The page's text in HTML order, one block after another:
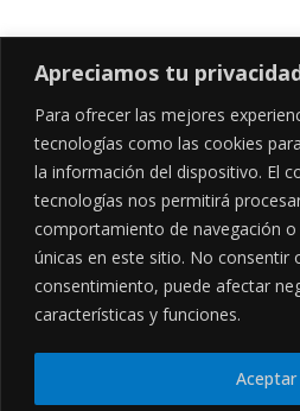
Apreciamos tu
Para ofrecer las mejores
tecnologías como las cookies
la información del dispositivo. El
tecnologías nos permitirá
comportamiento de navegación
únicas en este sitio. No consentir
consentimiento, puede afectar
características y funciones.
Aceptar
CONTÁCTANOS
Cl. 34 Sur #52-02, Alcala, Bogotá
hola@frideli.co
© Powered By